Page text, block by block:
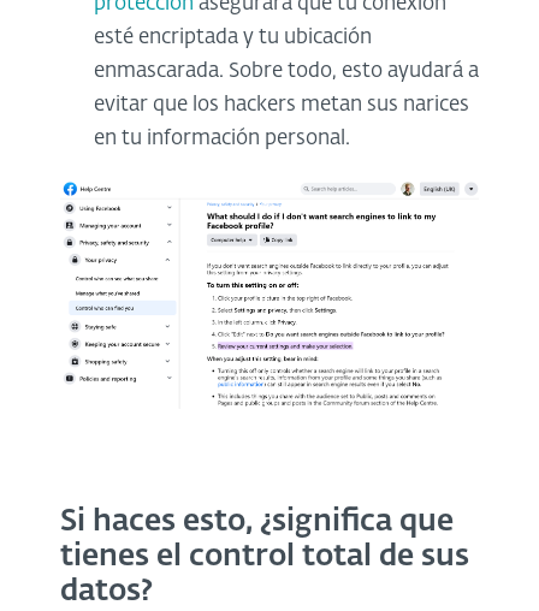
esté encriptada y tu ubicación
enmascarada. Sobre todo, esto ayudará a
evitar que los hackers metan sus narices
en tu información personal.
Si haces esto, ¿significa que
tienes el control total de sus
datos?